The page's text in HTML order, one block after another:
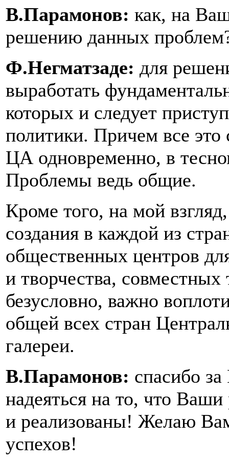
В.Парамонов: как, на
решению данных
Ф.Негматзаде: для
выработать
которых и следует
политики. Причем все это
ЦА одновременно, в
Проблемы ведь общие.
Кроме того, на мой
создания в каждой из
общественных центров
и творчества,
безусловно, важно
общей всех стран
галереи.
В.Парамонов: спасибо
надеяться на то, что
и реализованы! Желаю
успехов!